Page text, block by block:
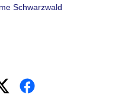
Schwarzwald